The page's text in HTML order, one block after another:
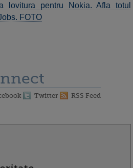
lovitura pentru Nokia. Afla totul
FOTO
Twitter RSS Feed